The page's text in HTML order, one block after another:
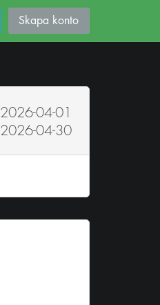
Skapa konto
2026-04-01
2026-04-30